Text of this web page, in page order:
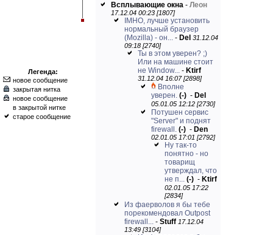
Легенда:
новое сообщение
закрытая нитка
новое сообщение
в закрытой нитке
старое сообщение
Всплывающие окна - Леон
17.12.04 00:23 [1807]
IMHO, лучше установить
нормальный браузер
(Mozilla) - он... - Del 31.12.04
09:18 [2740]
Ты в этом уверен? ;)
Или на машине стоит
не Window... - Ktirf
31.12.04 16:07 [2898]
Вполне
уверен. (-) - Del
05.01.05 12:12 [2730]
Потушен сервис
"Server" и поднят
firewall. (-) - Den
02.01.05 17:01 [2792]
Ну так-то
понятно - но
товарищ
утверждал, что
не п... (-) - Ktirf
02.01.05 17:22
[2834]
Из фаерволов я бы тебе
порекомендовал Outpost
firewall... - Stuff 17.12.04
13:49 [3104]